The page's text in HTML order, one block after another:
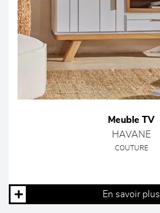
Meuble TV
HAVANE
COUTURE
En savoir plus